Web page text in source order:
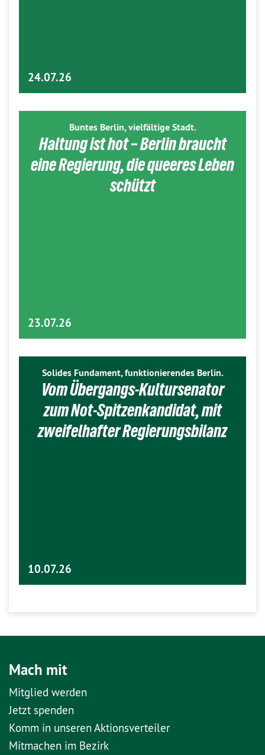
24.07.26
Buntes Berlin, vielfältige Stadt.
Haltung ist hot – Berlin braucht
eine Regierung, die queeres Leben
schützt
23.07.26
Solides Fundament, funktionierendes Berlin.
Vom Übergangs-Kultursenator
zum Not-Spitzenkandidat, mit
zweifelhafter Regierungsbilanz
10.07.26
Mach mit
Mitglied werden
Jetzt spenden
Komm in unseren Aktionsverteiler
Mitmachen im Bezirk